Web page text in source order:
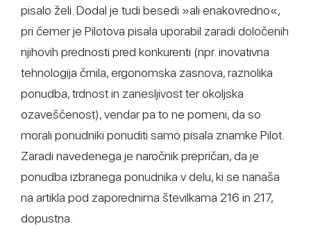
pisalo želi. Dodal je tudi besedi »ali enakovredno«,
pri čemer je Pilotova pisala uporabil zaradi določenih
njihovih prednosti pred konkurenti (npr. inovativna
tehnologija črnila, ergonomska zasnova, raznolika
ponudba, trdnost in zanesljivost ter okoljska
ozaveščenost), vendar pa to ne pomeni, da so
morali ponudniki ponuditi samo pisala znamke Pilot.
Zaradi navedenega je naročnik prepričan, da je
ponudba izbranega ponudnika v delu, ki se nanaša
na artikla pod zaporednima številkama 216 in 217,
dopustna.